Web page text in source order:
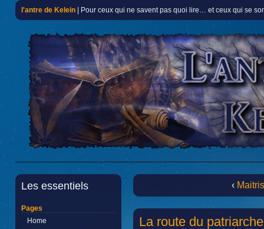
l'antre de Kelein | Pour ceux qui ne savent pas quoi lire… et ceux qui se
Les essentiels
Pages
Home
‹
La route du patriarche